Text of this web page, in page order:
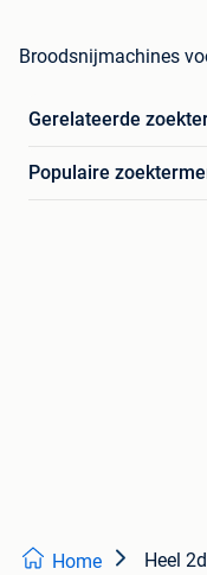
Broodsnijmachines
Gerelateerde
Populaire
Home Heel